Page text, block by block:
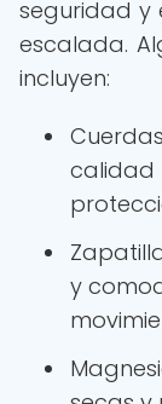
seguridad y
escalada.
incluyen:
calidad
y